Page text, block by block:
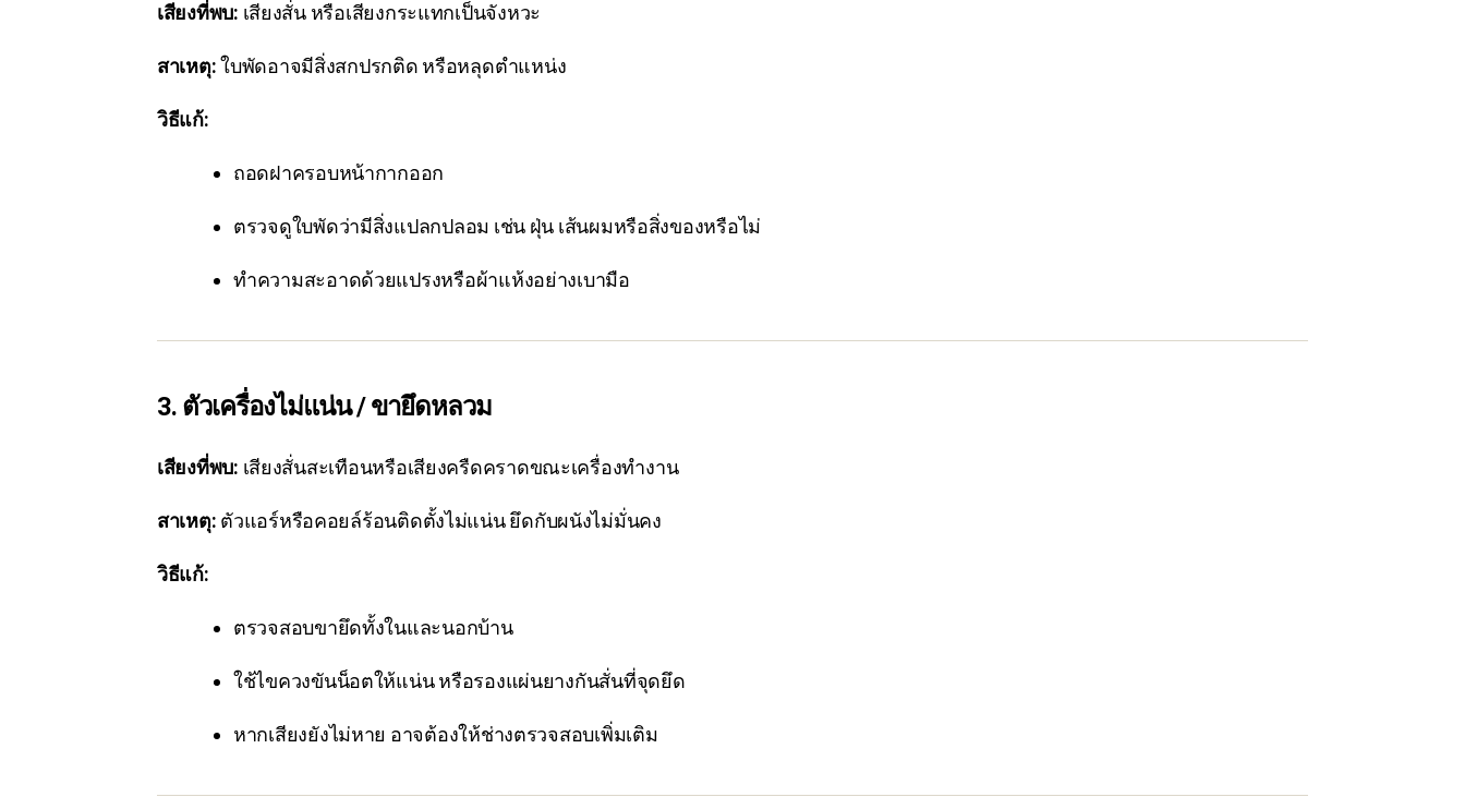
เสียงที่พบ: เสียงสั่น หรือเสียงกระแทกเป็นจังหวะ
สาเหตุ:ใบพัดอาจมีสิ่งสกปรกติด หรือหลุดตำแหน่ง
วิธีแก้:
ถอดฝาครอบหน้ากากออก
ตรวจดูใบพัดว่ามีสิ่งแปลกปลอม เช่น ฝุ่น เส้นผมหรือสิ่งของหรือไม่
ทำความสะอาดด้วยแปรงหรือผ้าแห้งอย่างเบามือ
3. ตัวเครื่องไม่แน่น / ขายึดหลวม
เสียงที่พบ: เสียงสั่นสะเทือนหรือเสียงครืดคราดขณะเครื่องทำงาน
สาเหตุ: ตัวแอร์หรือคอยล์ร้อนติดตั้งไม่แน่น ยึดกับผนังไม่มั่นคง
วิธีแก้:
ตรวจสอบขายึดทั้งในและนอกบ้าน
ใช้ไขควงขันน็อตให้แน่น หรือรองแผ่นยางกันสั่นที่จุดยึด
หากเสียงยังไม่หาย อาจต้องให้ช่างตรวจสอบเพิ่มเติม